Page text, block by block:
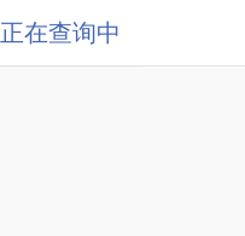
正在查询中